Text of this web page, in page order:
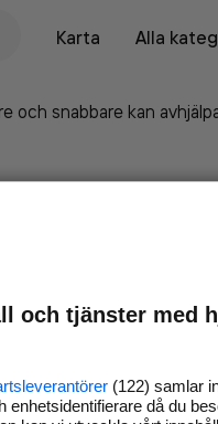
Karta
Alla
och snabbare kan
och tjänster med
(122) samlar
enhetsidentifierare då du